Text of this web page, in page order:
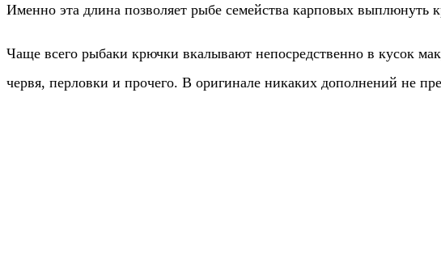
Именно эта длина позволяет рыбе семейства карповых выплюнуть
Чаще всего рыбаки крючки вкалывают непосредственно в кусок
червя, перловки и прочего. В оригинале никаких дополнений не